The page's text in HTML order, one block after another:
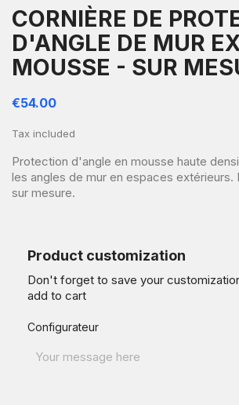
CORNIÈRE DE
D'ANGLE DE MUR
MOUSSE - SUR
€54.00
Tax included
Protection d'angle en mousse haute
les angles de mur en espaces extérieurs.
sur mesure.
Product customization
Don't forget to save your
add to cart
Configurateur